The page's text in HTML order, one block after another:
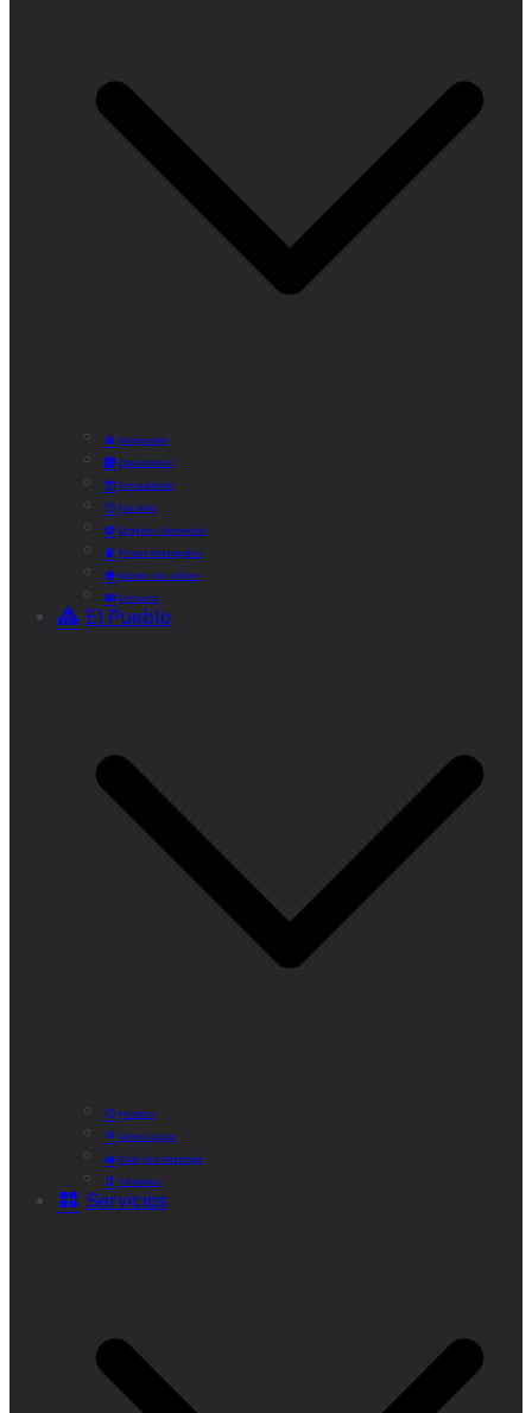
Corporación
Documentos
Recaudación
Horarios
Empleo y Formación
Plenos Municipales
Boletín «De Valde»
Contacta
El Pueblo
Historia
Cómo Llegar
Callejero Municipal
Teléfonos
Servicios